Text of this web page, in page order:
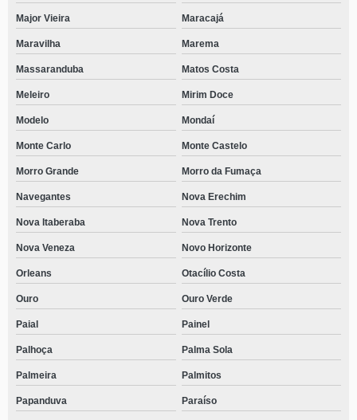
Major Vieira Maracajá
Maravilha Marema
Massaranduba Matos Costa
Meleiro Mirim Doce
Modelo Mondaí
Monte Carlo Monte Castelo
Morro Grande Morro da Fumaça
Navegantes Nova Erechim
Nova Itaberaba Nova Trento
Nova Veneza Novo Horizonte
Orleans Otacílio Costa
Ouro Ouro Verde
Paial Painel
Palhoça Palma Sola
Palmeira Palmitos
Papanduva Paraíso